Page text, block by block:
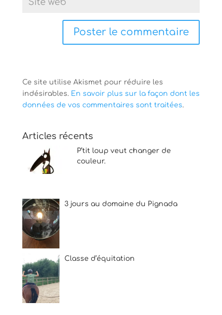
Ce site utilise Akismet pour réduire les
indésirables. En savoir plus sur la façon dont les
données de vos commentaires sont traitées.
Articles récents
P’tit loup veut changer de
couleur.
3 jours au domaine du Pignada
Classe d’équitation